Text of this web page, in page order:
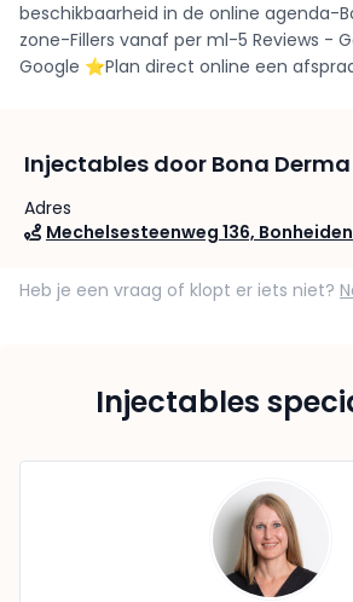
beschikbaarheid in de online agenda-
zone-Fillers vanaf per ml-5 Reviews -
Google ⭐️Plan direct online een
Injectables door Bona
Adres
Mechelsesteenweg 136, Bonheiden
Heb je een vraag of klopt er iets niet?
Injectables